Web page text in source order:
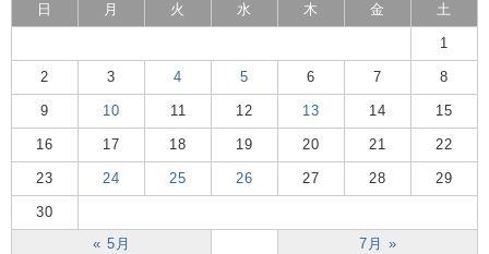
日 月 火 水 木 金 土
« 5月 7月 »
1
2 3 4 5 6 7 8
9 10 11 12 13 14 15
16 17 18 19 20 21 22
23 24 25 26 27 28 29
30